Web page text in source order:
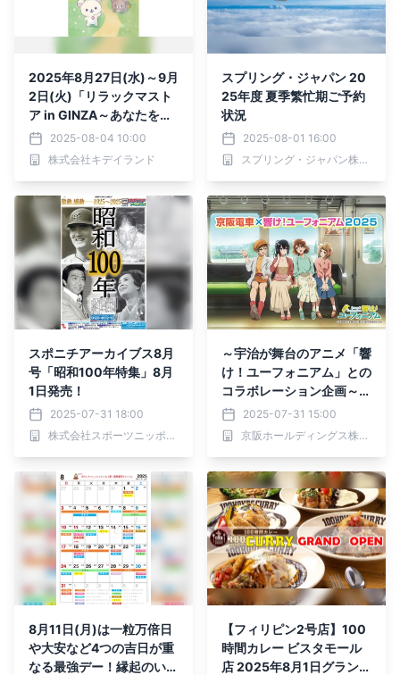
2025年8月27日(水)～9月
2日(火)「リラックマスト
ア in GINZA～あなたを想
うリラックマ～」 期間限
定オープン!!
2025-08-04 10:00
株式会社キデイランド
スプリング・ジャパン 20
25年度 夏季繁忙期ご予約
状況
2025-08-01 16:00
スプリング・ジャパン株式会社
スポニチアーカイブス8月
号「昭和100年特集」8月
1日発売！
2025-07-31 18:00
株式会社スポーツニッポン新聞社
～宇治が舞台のアニメ「響
け！ユーフォニアム」との
コラボレーション企画～
「京阪電車×響け！ユーフ
ォニアム2025」を10月1
日(水)から実施します
2025-07-31 15:00
京阪ホールディングス株式会社
8月11日(月)は一粒万倍日
や大安など4つの吉日が重
なる最強デー！縁起のいい
【フィリピン2号店】100
時間カレー ビスタモール
店 2025年8月1日グランド